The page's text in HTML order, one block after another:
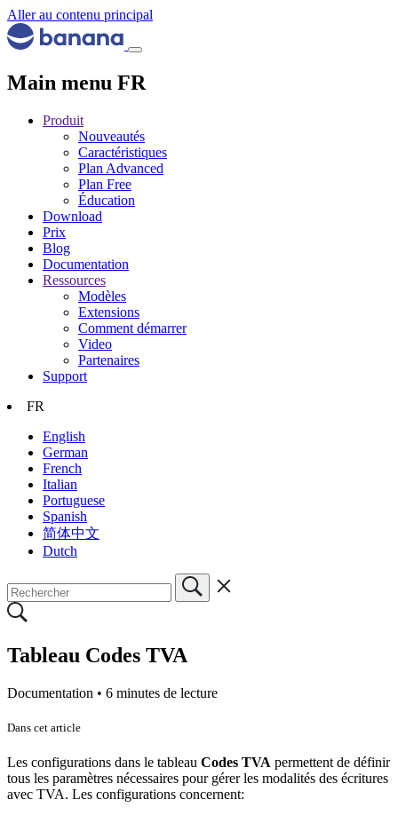
Aller au contenu principal
Main menu FR
Produit
Nouveautés
Caractéristiques
Plan Advanced
Plan Free
Éducation
Download
Prix
Blog
Documentation
Ressources
Modèles
Extensions
Comment démarrer
Video
Partenaires
Support
FR
English
German
French
Italian
Portuguese
Spanish
简体中文
Dutch
Tableau Codes TVA
Documentation • 6 minutes de lecture
Dans cet article
Les configurations dans le tableau Codes TVA permettent de définir
tous les paramètres nécessaires pour gérer les modalités des écritures
avec TVA. Les configurations concernent: